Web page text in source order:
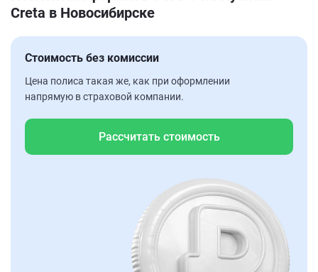
Creta в Новосибирске
Стоимость без комиссии
Цена полиса такая же, как при оформлении
напрямую в страховой компании.
Рассчитать стоимость